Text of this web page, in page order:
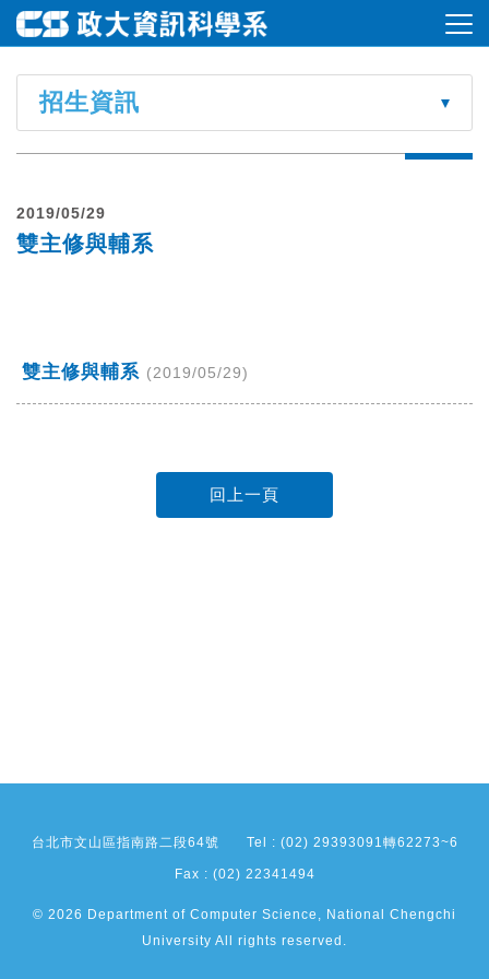
招生資訊
2019/05/29
雙主修與輔系
雙主修與輔系 (2019/05/29)
回上一頁
台北市文山區指南路二段64號 Tel : (02) 29393091轉62273~6
Fax : (02) 22341494
© 2026 Department of Computer Science, National Chengchi
University All rights reserved.